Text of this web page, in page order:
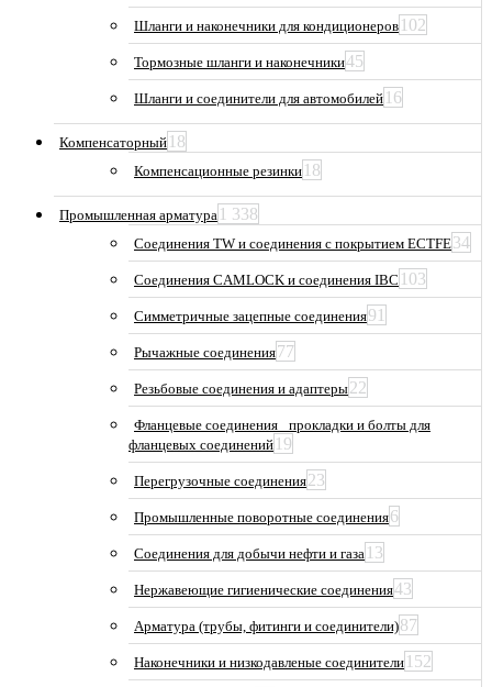
Шланги и наконечники для кондиционеров 102
Тормозные шланги и наконечники45
Шланги и соединители для автомобилей 16
Компенсаторный 18
Компенсационные резинки 18
Промышленная арматура 1 338
Соединения TW и соединения с покрытием ECTFE34
Соединения CAMLOCK и соединения IBC 103
Симметричные зацепные соединения91
Рычажные соединения77
Резьбовые соединения и адаптеры22
Фланцевые соединения_ прокладки и болты для
фланцевых соединений 19
Перегрузочные соединения23
Промышленные поворотные соединения6
Соединения для добычи нефти и газа 13
Нержавеющие гигиенические соединения43
Арматура (трубы, фитинги и соединители)87
Наконечники и низкодавленые соединители 152